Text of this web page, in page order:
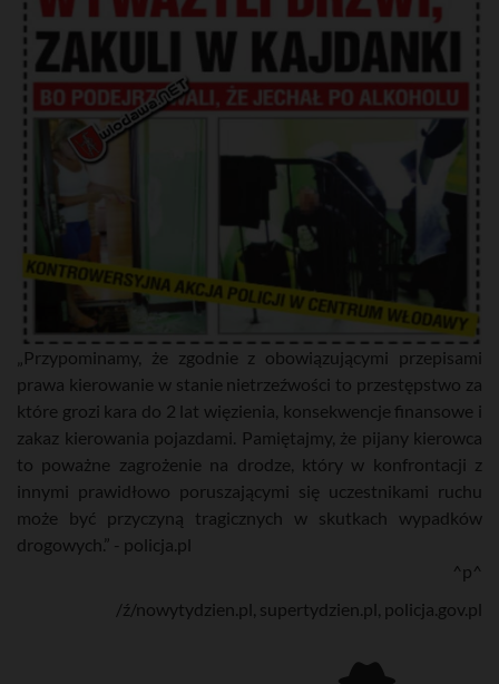
„Przypominamy, że zgodnie z obowiązującymi przepisami
prawa kierowanie w stanie nietrzeźwości to przestępstwo za
które grozi kara do 2 lat więzienia, konsekwencje finansowe i
zakaz kierowania pojazdami. Pamiętajmy, że pijany kierowca
to poważne zagrożenie na drodze, który w konfrontacji z
innymi prawidłowo poruszającymi się uczestnikami ruchu
może być przyczyną tragicznych w skutkach wypadków
drogowych.” - policja.pl
^p^
/ź/nowytydzien.pl, supertydzien.pl, policja.gov.pl